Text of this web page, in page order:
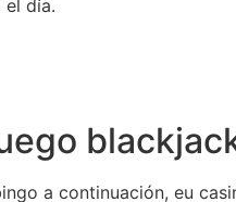
día.
a continuación, eu